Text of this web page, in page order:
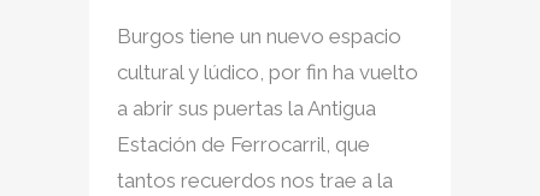
Burgos tiene un nuevo espacio
cultural y lúdico, por fin ha vuelto
a abrir sus puertas la Antigua
Estación de Ferrocarril, que
tantos recuerdos nos trae a la